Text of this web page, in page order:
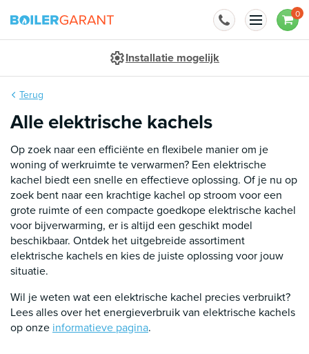
0
Terug
Alle elektrische kachels
Op zoek naar een efficiënte en flexibele manier om je
woning of werkruimte te verwarmen? Een elektrische
kachel biedt een snelle en effectieve oplossing. Of je nu op
zoek bent naar een krachtige kachel op stroom voor een
grote ruimte of een compacte goedkope elektrische kachel
voor bijverwarming, er is altijd een geschikt model
beschikbaar. Ontdek het uitgebreide assortiment
elektrische kachels en kies de juiste oplossing voor jouw
situatie.
Wil je weten wat een elektrische kachel precies verbruikt?
Lees alles over het energieverbruik van elektrische kachels
op onze informatieve pagina.